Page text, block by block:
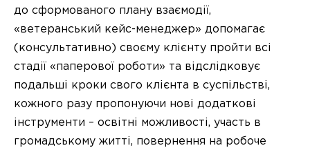
до сформованого плану взаємодії,
«ветеранський кейс-менеджер» допомагає
(консультативно) своєму клієнту пройти всі
стадії «паперової роботи» та відслідковує
подальші кроки свого клієнта в суспільстві,
кожного разу пропонуючи нові додаткові
інструменти – освітні можливості, участь в
громадському житті, повернення на робоче